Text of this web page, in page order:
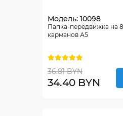
Модель: 10098
Папка-передвижка на
карманов А5
36.81 BYN
34.40 BYN